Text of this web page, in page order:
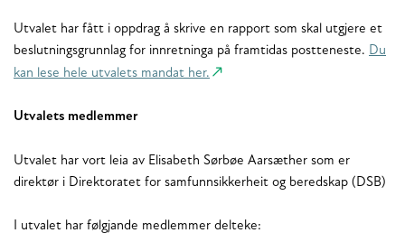
Utvalet har fått i oppdrag å skrive en rapport som skal utgjere et
beslutningsgrunnlag for innretninga på framtidas postteneste. Du
kan lese hele utvalets mandat her.
Utvalets medlemmer
Utvalet har vort leia av Elisabeth Sørbøe Aarsæther som er
direktør i Direktoratet for samfunnsikkerheit og beredskap (DSB)
I utvalet har følgjande medlemmer delteke: